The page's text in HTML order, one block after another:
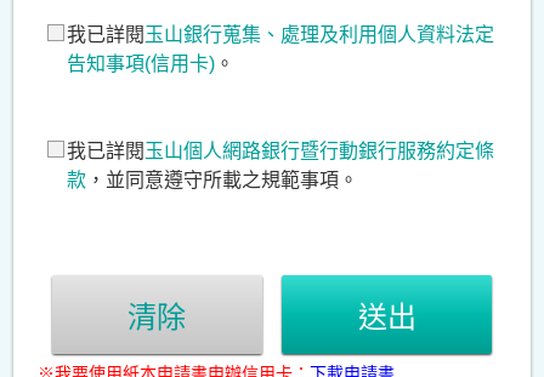
我已詳閱 玉山銀行蒐集、處理及利用個人資料法定
告知事項(信用卡) 。
我已詳閱 玉山個人網路銀行暨行動銀行服務約定條
款 ，並同意遵守所載之規範事項。
清除 送出